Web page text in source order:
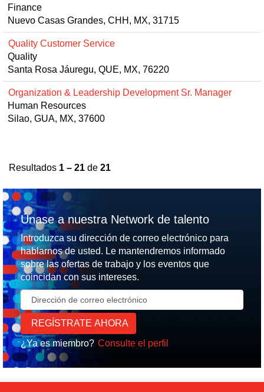
Finance
Nuevo Casas Grandes, CHH, MX, 31715
Quality Customer Service
Quality
Santa Rosa Jáuregu, QUE, MX, 76220
Organization & Leadership Development Sr. Manager
Human Resources
Silao, GUA, MX, 37600
Resultados 1 – 21 de 21
Únase a nuestra Network de talento
Introduzca su dirección de correo electrónico para
hablarnos de usted. Le mantendremos informado
sobre las ofertas de trabajo y los eventos que
coincidan con sus intereses.
¿Ya es miembro? Consulte el perfil